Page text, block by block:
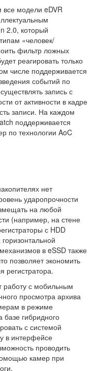
модели eDVR
2.0, который
«человек/
фильтр ложных
реагировать только
числе поддерживается
событий по
запись с
от активности в кадре
записи. На каждом
поддерживается
по технологии AoC
нет
ударопрочности
на любой
(например, на стене
с HDD
в eSSD также
позволяет экономить
регистратора.
работу с мобильным
просмотра архива
в режиме
гибридного
с системой
в интерфейсе
проводить
камер при